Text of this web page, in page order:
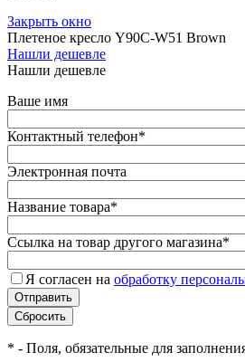
Закрыть окно
Плетеное кресло Y90C-W51 Brown
Нашли дешевле
Нашли дешевле
Ваше имя
Контактный телефон*
Электронная почта
Название товара*
Ссылка на товар другого магазина*
Я согласен на обработку
* - Поля, обязательные для